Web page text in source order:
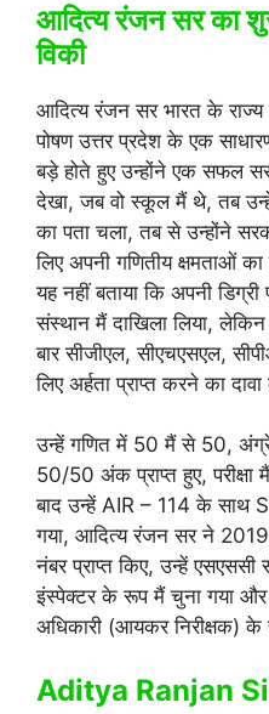
आदित्य रंजन सर का
विकी
आदित्य रंजन सर भारत के
पोषण उत्तर प्रदेश के एक
बड़े होते हुए उन्होंने एक सफल
देखा, जब वो स्कूल मैं थे, तब
का पता चला, तब से उन्होंने
लिए अपनी गणितीय क्षमताओं
यह नहीं बताया कि अपनी
संस्थान मैं दाखिला लिया,
बार सीजीएल, सीएचएसएल,
लिए अर्हता प्राप्त करने का
उन्हें गणित में 50 मैं से 50,
50/50 अंक प्राप्त हुए,
बाद उन्हें AIR – 114 के साथ
गया, आदित्य रंजन सर ने
नंबर प्राप्त किए, उन्हें
इंस्पेक्टर के रूप मैं चुना गया और
अधिकारी (आयकर निरीक्षक)
Aditya Ranjan